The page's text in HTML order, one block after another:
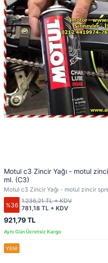
Motul c3 Zincir Yağı - motul
ml. (C3)
Motul c3 Zincir Yağı - motul zincir
%36
921,79 TL
781,18 TL + KDV
1.236,21 TL + KDV